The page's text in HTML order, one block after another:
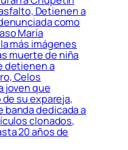
Detienen a
como
María
más imágenes
muerte de niña
detienen a
Celos
joven que
su expareja,
banda dedicada a
clonados,
20 años de